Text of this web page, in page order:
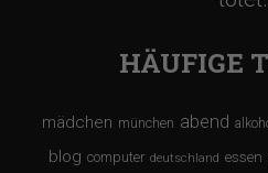
HÄUFIGE
mädchen münchen abend
blog computer deutschland essen